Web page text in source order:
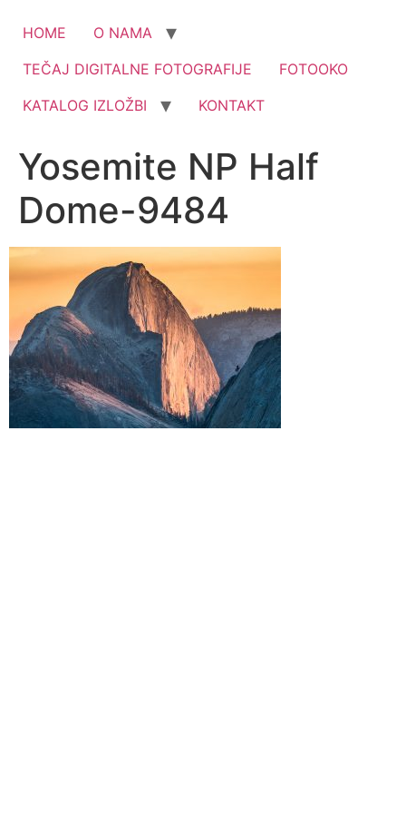
HOME
O NAMA
TEČAJ DIGITALNE FOTOGRAFIJE
FOTOOKO
KATALOG IZLOŽBI
KONTAKT
Yosemite NP Half
Dome-9484